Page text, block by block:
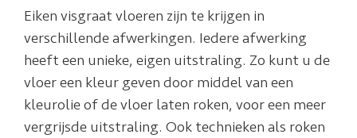
Eiken visgraat vloeren zijn te krijgen in
verschillende afwerkingen. Iedere afwerking
heeft een unieke, eigen uitstraling. Zo kunt u de
vloer een kleur geven door middel van een
kleurolie of de vloer laten roken, voor een meer
vergrijsde uitstraling. Ook technieken als roken